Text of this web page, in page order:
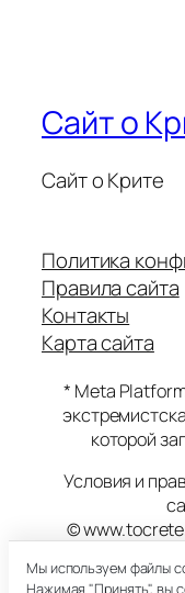
Сайт о
Сайт о Крите
Политика
Правила сайта
Контакты
Карта сайта
* Meta
которой
Условия и
©
Этот сайт
Мы используем файлы
Нажимая "Принять", вы